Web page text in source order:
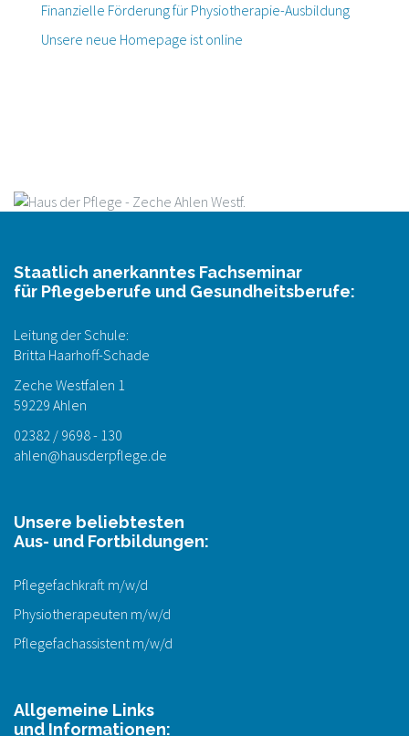
Finanzielle Förderung für Physiotherapie-Ausbildung
Unsere neue Homepage ist online
Staatlich anerkanntes Fachseminar
für Pflegeberufe und Gesundheitsberufe:
Leitung der Schule:
Britta Haarhoff-Schade
Zeche Westfalen 1
59229 Ahlen
02382 / 9698 - 130
ahlen@hausderpflege.de
Unsere beliebtesten
Aus- und Fortbildungen:
Pflegefachkraft m/w/d
Physiotherapeuten m/w/d
Pflegefachassistent m/w/d
Allgemeine Links
und Informationen: